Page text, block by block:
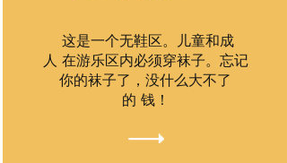
这是一个无鞋区。儿童和成
人 在游乐区内必须穿袜子。忘记
你的袜子了，没什么大不了
的 钱！